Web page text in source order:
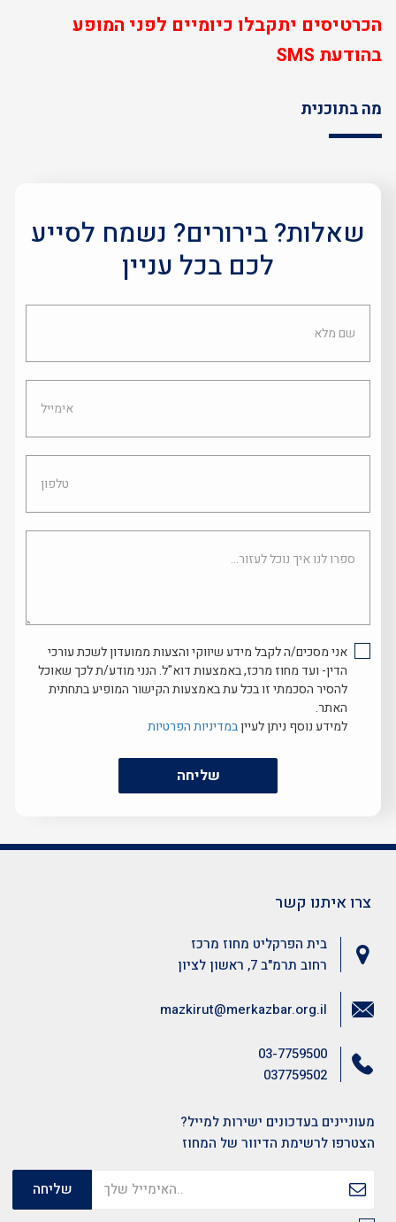
הכרטיסים יתקבלו כיומיים לפני המופע
בהודעת SMS
מה בתוכנית
שאלות? בירורים? נשמח לסייע
לכם בכל עניין
שם
מלא
אימייל
טלפון
ספרו
לנו
אני מסכים/ה לקבל מידע שיווקי והצעות ממועדון לשכת עורכי
הדין- ועד מחוז מרכז, באמצעות דוא"ל. הנני מודע/ת לכך שאוכל
להסיר הסכמתי זו בכל עת באמצעות הקישור המופיע בתחתית
האתר.
למידע נוסף ניתן לעייןבמדיניות הפרטיות
שליחה
צרו איתנו קשר
בית הפרקליט מחוז מרכז
רחוב תרמ"ב 7, ראשון לציון
03-7759500
037759502
mazkirut@merkazbar.org.il
מעוניינים בעדכונים ישירות למייל?
הצטרפו לרשימת הדיוור של המחוז